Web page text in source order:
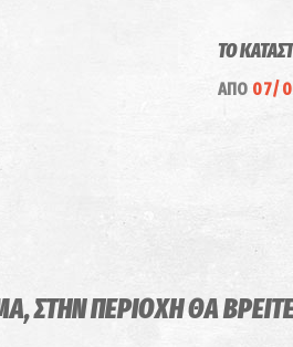
ΤΟ
ΑΠΟ 07/
ΣΤΗΝ ΠΕΡΙΟΧΗ ΘΑ